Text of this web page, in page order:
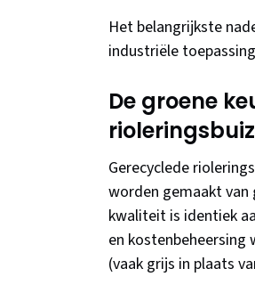
Het belangrijkste
industriële
De groene
Gerecyclede
worden gemaakt van
kwaliteit is identiek
en kostenbeheersing
(vaak grijs in plaats